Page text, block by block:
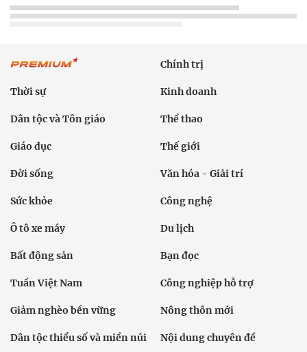
Chính trị
Thời sự Kinh doanh
Dân tộc và Tôn giáo Thể thao
Giáo dục Thế giới
Đời sống Văn hóa - Giải trí
Sức khỏe Công nghệ
Ô tô xe máy Du lịch
Bất động sản Bạn đọc
Tuần Việt Nam Công nghiệp hỗ trợ
Giảm nghèo bền vững Nông thôn mới
Dân tộc thiểu số và miền núi Nội dung chuyên đề